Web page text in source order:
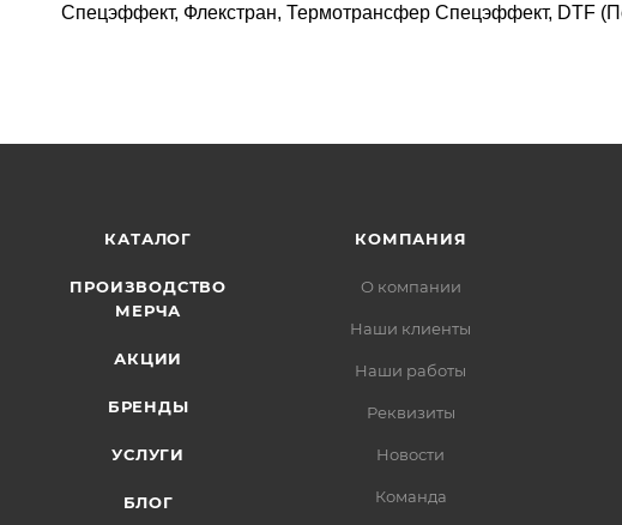
Спецэффект, Флекстран, Термотрансфер Спецэффект, DTF
КАТАЛОГ
ПРОИЗВОДСТВО
МЕРЧА
АКЦИИ
БРЕНДЫ
УСЛУГИ
БЛОГ
КОМПАНИЯ
О компании
Наши клиенты
Наши работы
Реквизиты
Новости
Команда